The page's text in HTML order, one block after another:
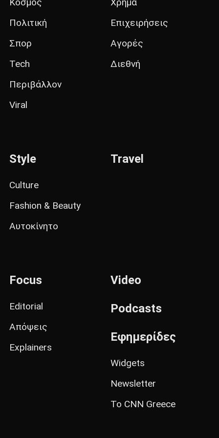
Κόσμος
Πολιτική
Σπορ
Tech
Περιβάλλον
Viral
Χρήμα
Επιχειρήσεις
Αγορές
Διεθνή
Style
Culture
Fashion & Beauty
Αυτοκίνητο
Travel
Focus
Editorial
Απόψεις
Explainers
Video
Podcasts
Εφημερίδες
Widgets
Newsletter
Το CNN Greece